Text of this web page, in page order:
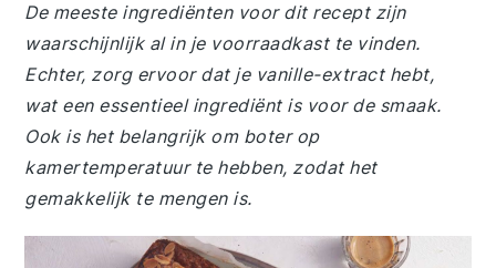
De meeste ingrediënten voor dit recept zijn
waarschijnlijk al in je voorraadkast te vinden.
Echter, zorg ervoor dat je vanille-extract hebt,
wat een essentieel ingrediënt is voor de smaak.
Ook is het belangrijk om boter op
kamertemperatuur te hebben, zodat het
gemakkelijk te mengen is.